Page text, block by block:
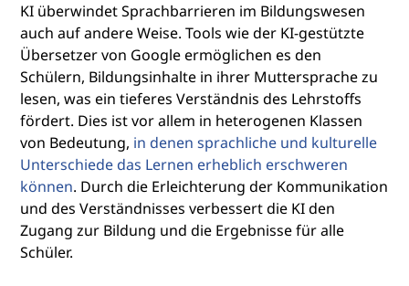
KI überwindet Sprachbarrieren im Bildungswesen
auch auf andere Weise. Tools wie der KI-gestützte
Übersetzer von Google ermöglichen es den
Schülern, Bildungsinhalte in ihrer Muttersprache zu
lesen, was ein tieferes Verständnis des Lehrstoffs
fördert. Dies ist vor allem in heterogenen Klassen
von Bedeutung, in denen sprachliche und kulturelle
Unterschiede das Lernen erheblich erschweren
können. Durch die Erleichterung der Kommunikation
und des Verständnisses verbessert die KI den
Zugang zur Bildung und die Ergebnisse für alle
Schüler.